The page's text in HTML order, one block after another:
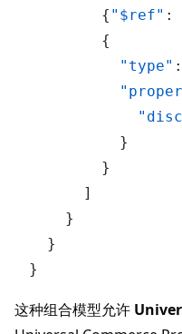
{ "$ref" :
{
"type" :
}
}
]
}
}
}
这种组合模型允许